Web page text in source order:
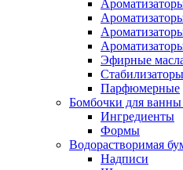
Эфирные
Парфюмерные
Бомбочки для ванны
Ингредиенты
Формы
Водорастворимая
Надписи